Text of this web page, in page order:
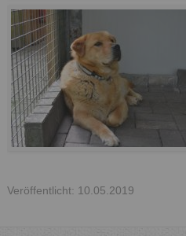
Veröffentlicht: 10.05.2019